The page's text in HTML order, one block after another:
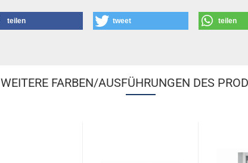
teilen tweet teilen
WEITERE FARBEN/AUSFÜHRUNGEN DES